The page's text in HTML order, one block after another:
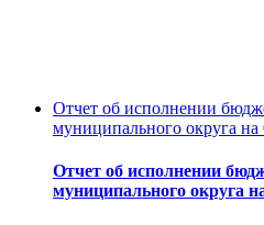
Отчет об исполнении
муниципального округа на
Отчет об исполнении
муниципального округа